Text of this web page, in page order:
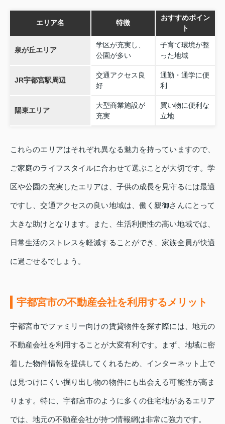
エリア名 特徴
おすすめポイン
ト
泉が丘エリア
学区が充実し、
公園が多い
子育て環境が整
った地域
JR宇都宮駅周辺
交通アクセス良
好
通勤・通学に便
利
陽東エリア
大型商業施設が
充実
買い物に便利な
立地
これらのエリアはそれぞれ異なる魅力を持っていますので、
ご家庭のライフスタイルに合わせて選ぶことが大切です。学
区や公園の充実したエリアは、子供の成長を見守るには最適
ですし、交通アクセスの良い地域は、働く親御さんにとって
大きな助けとなります。また、生活利便性の高い地域では、
日常生活のストレスを軽減することができ、家族全員が快適
に過ごせるでしょう。
宇都宮市の不動産会社を利用するメリット
宇都宮市でファミリー向けの賃貸物件を探す際には、地元の
不動産会社を利用することが大変有利です。まず、地域に密
着した物件情報を提供してくれるため、インターネット上で
は見つけにくい掘り出し物の物件にも出会える可能性が高ま
ります。特に、宇都宮市のように多くの住宅地があるエリア
では、地元の不動産会社が持つ情報網は非常に強力です。